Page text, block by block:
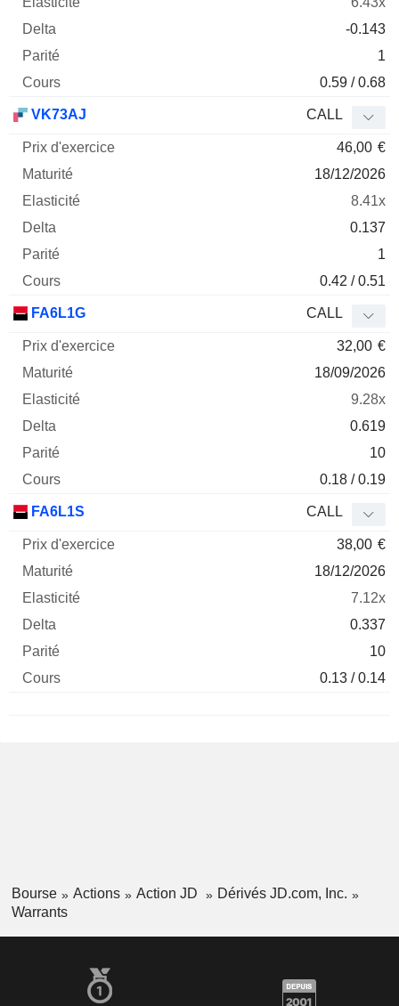
-0.143
1
0.59 / 0.68
VK73AJ CALL
46,00 €
18/12/2026
8.41x
0.137
1
0.42 / 0.51
FA6L1G CALL
32,00 €
18/09/2026
9.28x
0.619
10
0.18 / 0.19
FA6L1S CALL
38,00 €
18/12/2026
7.12x
0.337
10
0.13 / 0.14
Bourse Actions Action JD
Dérivés JD.com, Inc.
Warrants